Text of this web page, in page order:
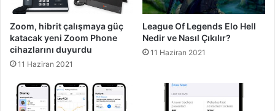
Zoom, hibrit çalışmaya güç
katacak yeni Zoom Phone
cihazlarını duyurdu
11 Haziran 2021
League Of Legends Elo Hell
Nedir ve Nasıl Çıkılır?
11 Haziran 2021